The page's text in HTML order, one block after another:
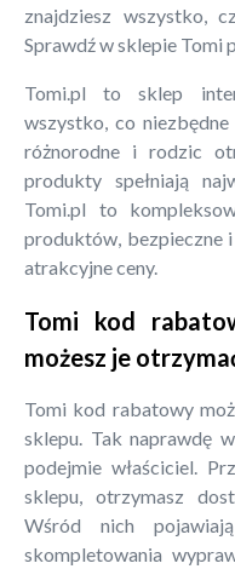
znajdziesz wszystko,
Sprawdź w sklepie Tomi
Tomi.pl to sklep
wszystko, co
różnorodne i rodzic
produkty spełniają
Tomi.pl to
produktów, bezpieczne
atrakcyjne ceny.
Tomi kod
możesz je
Tomi kod rabatowy
sklepu. Tak naprawdę
podejmie właściciel.
sklepu, otrzymasz
Wśród nich
skompletowania